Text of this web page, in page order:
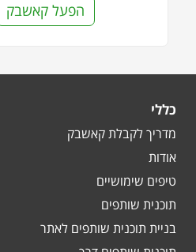
הפעל קאשבק
כללי
מדריך לקבלת קאשבק
אודות
טיפים שימושיים
תוכנית שותפים
בניית תוכנית שותפים לאתר